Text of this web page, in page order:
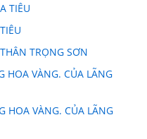
TIÊU
TRỌNG SƠN
HOA VÀNG. CỦA LÃNG
HOA VÀNG. CỦA LÃNG